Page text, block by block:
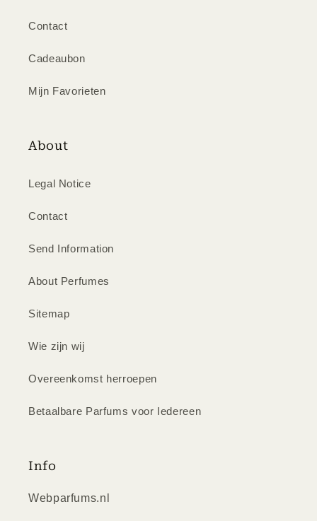
Contact
Cadeaubon
Mijn Favorieten
About
Legal Notice
Contact
Send Information
About Perfumes
Sitemap
Wie zijn wij
Overeenkomst herroepen
Betaalbare Parfums voor Iedereen
Info
Webparfums.nl